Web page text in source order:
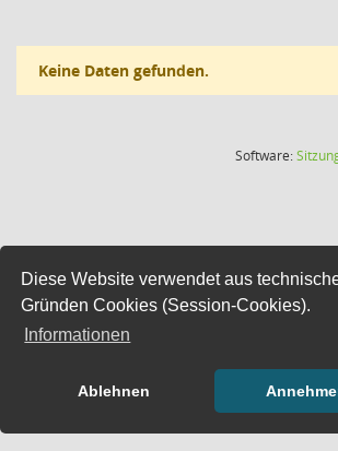
Diese Website verwendet aus
Gründen Cookies (Session-Cookies).
Informationen
Ablehnen
Keine Daten gefunden.
Software: